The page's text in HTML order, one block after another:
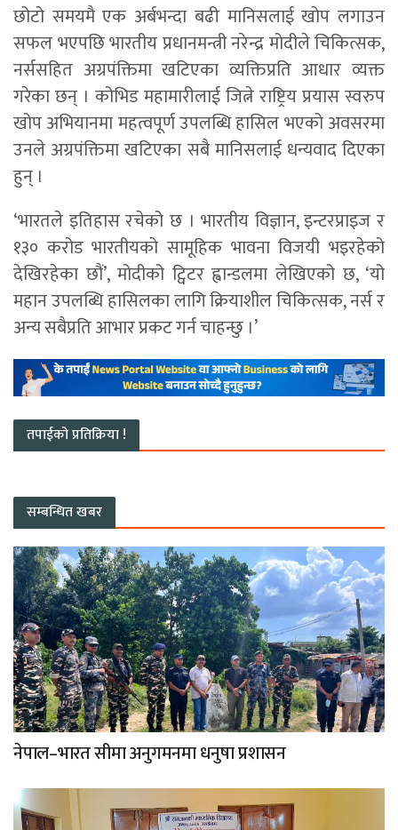
छोटो समयमै एक अर्बभन्दा बढी मानिसलाई खोप लगाउन
सफल भएपछि भारतीय प्रधानमन्त्री नरेन्द्र मोदीले चिकित्सक,
नर्ससहित अग्रपंक्तिमा खटिएका व्यक्तिप्रति आधार व्यक्त
गरेका छन् । कोभिड महामारीलाई जित्ने राष्ट्रिय प्रयास स्वरुप
खोप अभियानमा महत्वपूर्ण उपलब्धि हासिल भएको अवसरमा
उनले अग्रपंक्तिमा खटिएका सबै मानिसलाई धन्यवाद दिएका
हुन् ।
‘भारतले इतिहास रचेको छ । भारतीय विज्ञान, इन्टरप्राइज र
१३० करोड भारतीयको सामूहिक भावना विजयी भइरहेको
देखिरहेका छौं’, मोदीको ट्विटर ह्वान्डलमा लेखिएको छ, ‘यो
महान उपलब्धि हासिलका लागि क्रियाशील चिकित्सक, नर्स र
अन्य सबैप्रति आभार प्रकट गर्न चाहन्छु ।’
तपाईको प्रतिक्रिया !
सम्बन्धित खबर
नेपाल–भारत सीमा अनुगमनमा धनुषा प्रशासन